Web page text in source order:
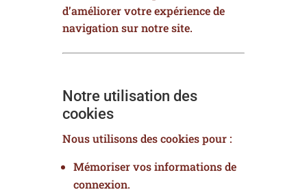
d’améliorer votre expérience de
navigation sur notre site.
Notre utilisation des
cookies
Nous utilisons des cookies pour :
Mémoriser vos informations de
connexion.